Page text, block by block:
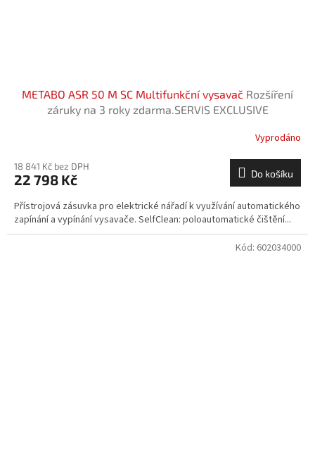
METABO ASR 50 M SC Multifunkční vysavač Rozšíření
záruky na 3 roky zdarma.SERVIS EXCLUSIVE
Vyprodáno
18 841 Kč bez DPH
22 798 Kč Do košíku
Přístrojová zásuvka pro elektrické nářadí k využívání automatického
zapínání a vypínání vysavače. SelfClean: poloautomatické čištění...
Kód: 602034000